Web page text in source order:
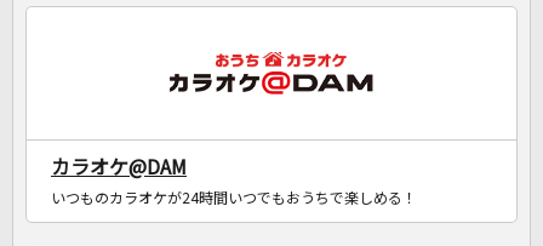
カラオケ@DAM
いつものカラオケが24時間いつでもおうちで楽しめる！